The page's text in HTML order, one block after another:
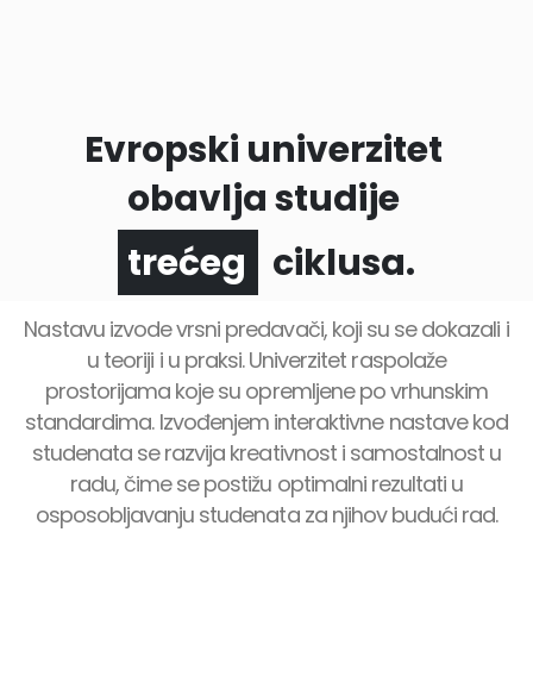
Evropski univerzitet
obavlja studije
trećeg
ciklusa.
Nastavu izvode vrsni predavači, koji su se dokazali i
u teoriji i u praksi. Univerzitet raspolaže
prostorijama koje su opremljene po vrhunskim
standardima. Izvođenjem interaktivne nastave kod
studenata se razvija kreativnost i samostalnost u
radu, čime se postižu optimalni rezultati u
osposobljavanju studenata za njihov budući rad.